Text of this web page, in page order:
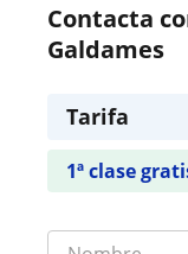
Contacta
Galdames
Tarifa
1ª clase